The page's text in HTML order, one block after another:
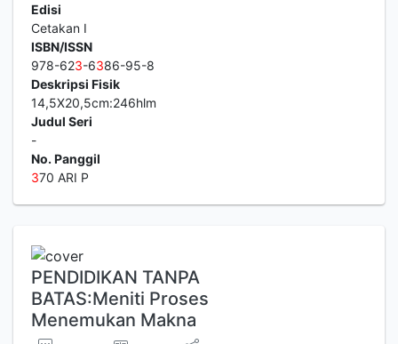
Edisi
Cetakan I
ISBN/ISSN
978-623-6386-95-8
Deskripsi Fisik
14,5X20,5cm:246hlm
Judul Seri
-
No. Panggil
370 ARI P
PENDIDIKAN TANPA
BATAS:Meniti Proses
Menemukan Makna